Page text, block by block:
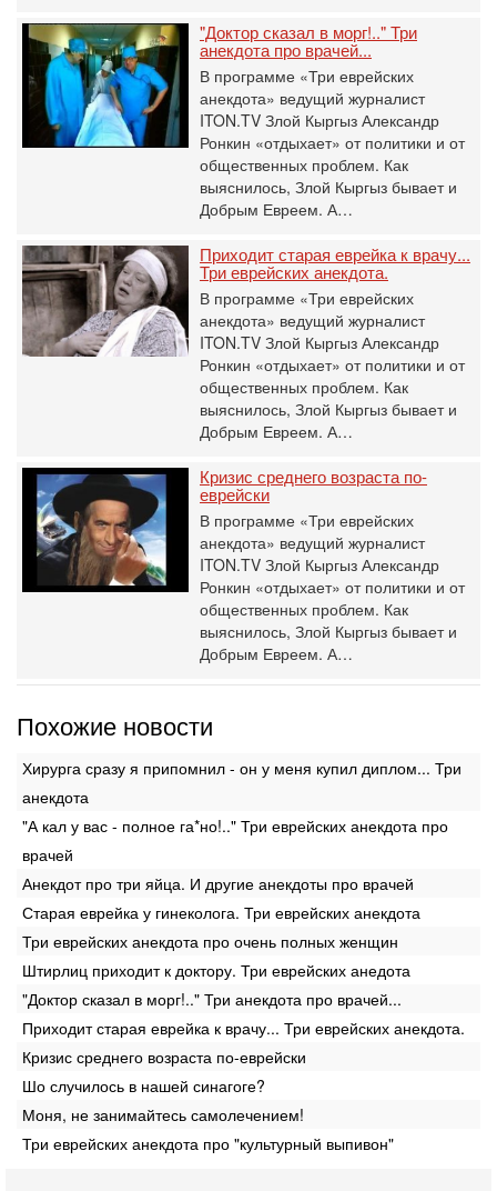
"Доктор сказал в морг!.." Три
анекдота про врачей...
В программе «Три еврейских
анекдота» ведущий журналист
ITON.TV Злой Кыргыз Александр
Ронкин «отдыхает» от политики и от
общественных проблем. Как
выяснилось, Злой Кыргыз бывает и
Добрым Евреем. А…
Приходит старая еврейка к врачу...
Три еврейских анекдота.
В программе «Три еврейских
анекдота» ведущий журналист
ITON.TV Злой Кыргыз Александр
Ронкин «отдыхает» от политики и от
общественных проблем. Как
выяснилось, Злой Кыргыз бывает и
Добрым Евреем. А…
Кризис среднего возраста по-
еврейски
В программе «Три еврейских
анекдота» ведущий журналист
ITON.TV Злой Кыргыз Александр
Ронкин «отдыхает» от политики и от
общественных проблем. Как
выяснилось, Злой Кыргыз бывает и
Добрым Евреем. А…
Похожие новости
Хирурга сразу я припомнил - он у меня купил диплом... Три
анекдота
"А кал у вас - полное га*но!.." Три еврейских анекдота про
врачей
Анекдот про три яйца. И другие анекдоты про врачей
Старая еврейка у гинеколога. Три еврейских анекдота
Три еврейских анекдота про очень полных женщин
Штирлиц приходит к доктору. Три еврейских анедота
"Доктор сказал в морг!.." Три анекдота про врачей...
Приходит старая еврейка к врачу... Три еврейских анекдота.
Кризис среднего возраста по-еврейски
Шо случилось в нашей синагоге?
Моня, не занимайтесь самолечением!
Три еврейских анекдота про "культурный выпивон"